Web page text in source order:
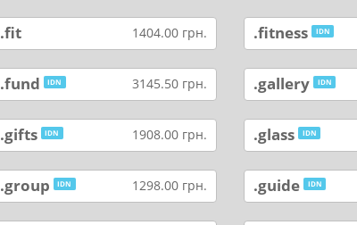
.fit 1404.00 грн. .fitness IDN
.fund IDN 3145.50 грн. .gallery IDN
.gifts IDN 1908.00 грн. .glass IDN
.group IDN 1298.00 грн. .guide IDN